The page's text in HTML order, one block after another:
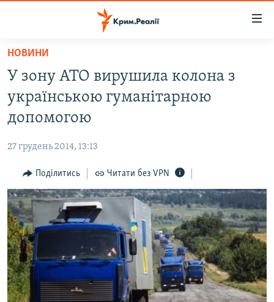
Перейти
основного
матеріалу
Перейти
до
основної
навігації
Перейти
до
пошуку
ВОДА.КРИМ
ВІДЕО ТА ФОТО
БЛОГИ
ПОГЛЯД
ІНТЕРВ'Ю
ВСЕ ЗА ДЕНЬ
СПЕЦПРОЕКТИ
ДЕПОРТАЦІЯ
ВІДЕОУРОКИ «ELIFBE»
ЯК ОБІЙТИ БЛОКУВАННЯ
Русский
НОВИНИ
У зону АТО вирушила колона з
українською гуманітарною
допомогою
27 грудень 2014, 13:13
Поділитись Читати без VPN